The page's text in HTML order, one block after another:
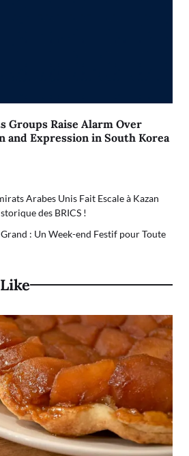
Groups Raise Alarm Over
and Expression in South Korea
Arabes Unis Fait Escale à Kazan
des BRICS !
: Un Week-end Festif pour Toute